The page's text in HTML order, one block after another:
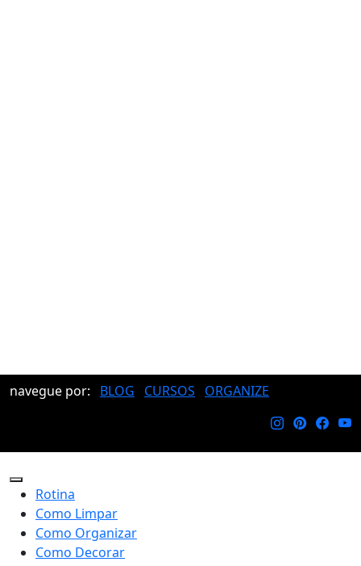
navegue por: BLOG CURSOS ORGANIZE
Rotina
Como Limpar
Como Organizar
Como Decorar